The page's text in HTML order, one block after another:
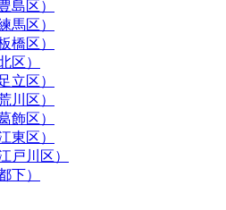
島区）
馬区）
橋区）
区）
立区）
川区）
飾区）
東区）
戸川区）
下）